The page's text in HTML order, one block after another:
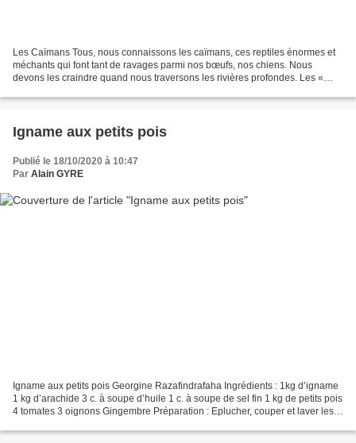
Les Caïmans Tous, nous connaissons les caïmans, ces reptiles énormes et
méchants qui font tant de ravages parmi nos bœufs, nos chiens. Nous
devons les craindre quand nous traversons les rivières profondes. Les «
Igname aux petits pois
Publié le 18/10/2020 à 10:47
Par Alain GYRE
Igname aux petits pois Georgine Razafindrafaha Ingrédients : 1kg d’igname
1 kg d’arachide 3 c. à soupe d’huile 1 c. à soupe de sel fin 1 kg de petits pois
4 tomates 3 oignons Gingembre Préparation : Eplucher, couper et laver les